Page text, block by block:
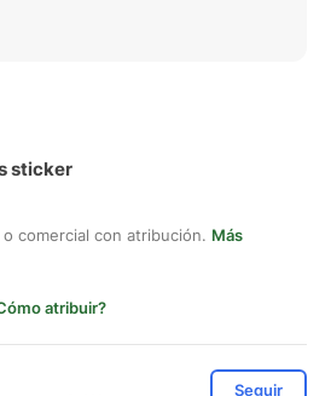
sticker
comercial con atribución. Más
atribuir?
Seguir